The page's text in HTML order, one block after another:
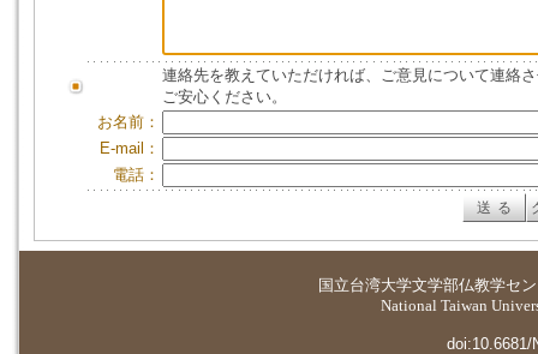
連絡先を教えていただければ、ご意見について連絡
ご安心ください。
お名前：
E-mail：
電話：
国立台湾大学文学部仏教学セ
National Taiwan
doi:10.6681/